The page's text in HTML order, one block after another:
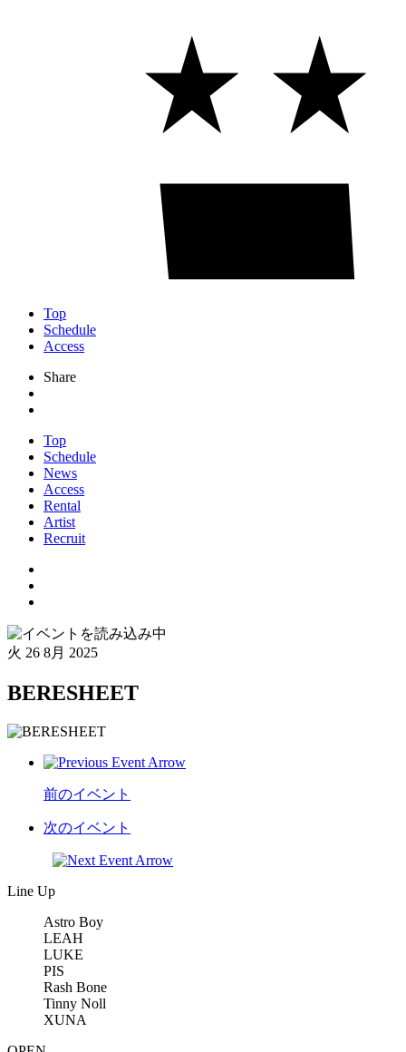
Top
Schedule
Access
Share
Top
Schedule
News
Access
Rental
Artist
Recruit
火 26 8月 2025
BERESHEET
前のイベント
次のイベント
Line Up
Astro Boy
LEAH
LUKE
PIS
Rash Bone
Tinny Noll
XUNA